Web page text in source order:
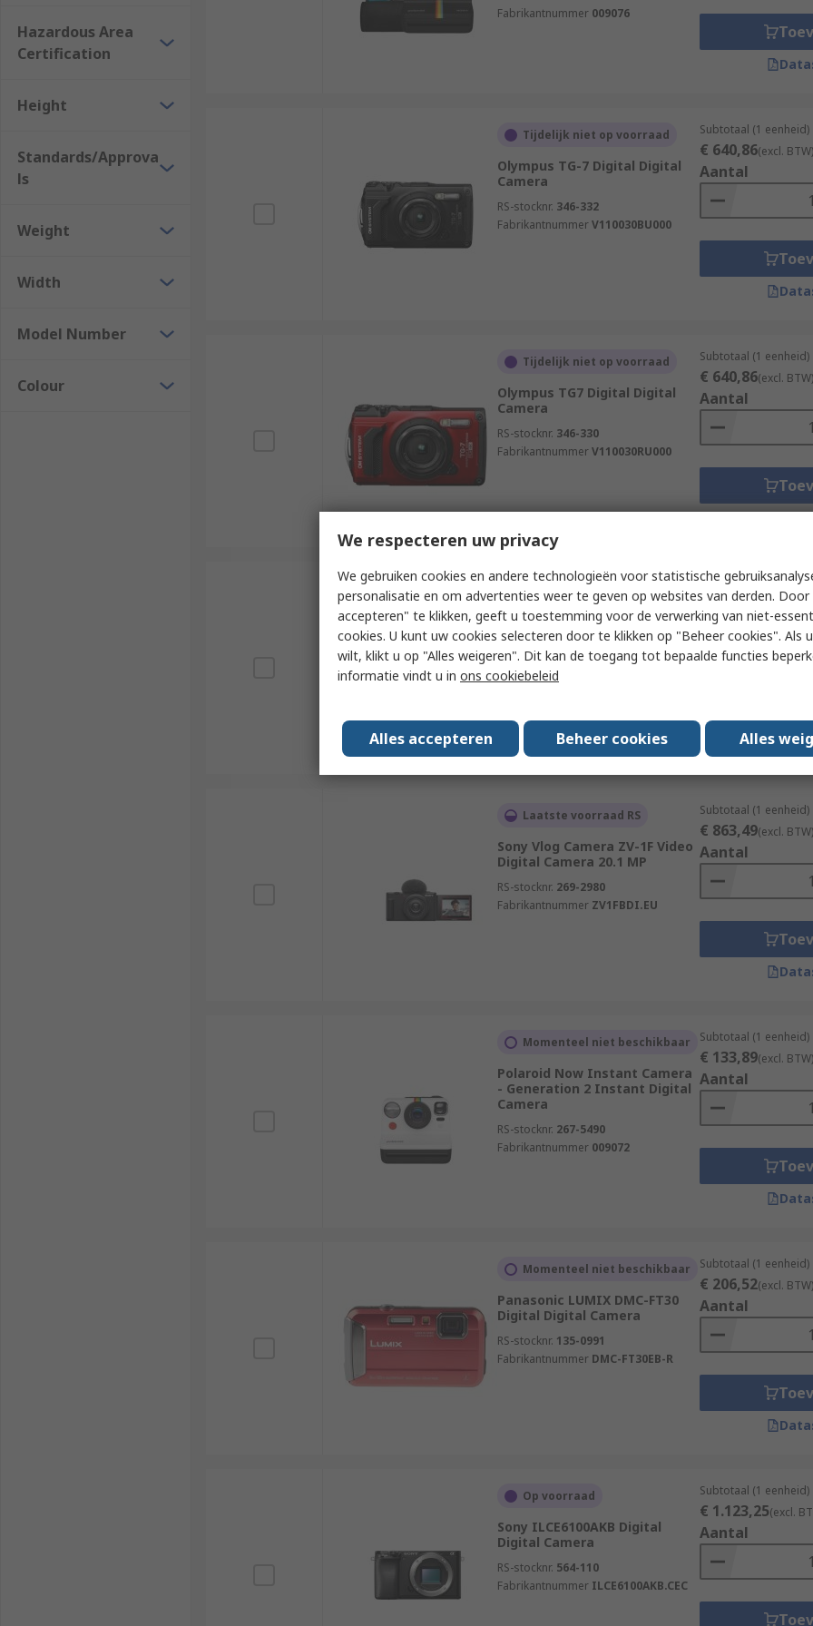
Hazardous Area
Certification
Height
Standards/Approva
ls
Weight
Width
Model Number
Colour
Fabrikantnummer 009076
Tijdelijk niet op voorraad
Olympus TG-7 Digital Digital
Camera
RS-stocknr. 346-332
FabrikantnummerV110030BU000
Subtotaal (1 eenheid)
€ 640,86(excl. BTW)
Aantal
Tijdelijk niet op voorraad
Olympus TG7 Digital Digital
Camera
RS-stocknr. 346-330
FabrikantnummerV110030RU000
Subtotaal (1 eenheid)
€ 640,86(excl. BTW)
Aantal
Momenteel niet beschikbaar
Panasonic G7 Video Digital
Camera 16.84 MP
RS-stocknr.268-1890
Fabrikantnummer
Subtotaal (1 eenheid)
€ 912,02(excl. BTW)
Aantal
Laatste voorraad RS
Sony Vlog Camera ZV-1F Video
Digital Camera 20.1 MP
RS-stocknr. 269-2980
Fabrikantnummer ZV1FBDI.EU
Subtotaal (1 eenheid)
€ 863,49(excl. BTW)
Aantal
Momenteel niet beschikbaar
Polaroid Now Instant Camera
- Generation 2 Instant Digital
Camera
RS-stocknr. 267-5490
Fabrikantnummer 009072
Subtotaal (1 eenheid)
€ 133,89(excl. BTW)
Aantal
Momenteel niet beschikbaar
Panasonic LUMIX DMC-FT30
Digital Digital Camera
RS-stocknr. 135-0991
Fabrikantnummer DMC-FT30EB-R
Subtotaal (1 eenheid)
€ 206,52(excl. BTW)
Aantal
Op voorraad
Sony ILCE6100AKB Digital
Digital Camera
RS-stocknr. 564-110
Fabrikantnummer ILCE6100AKB.CEC
Subtotaal (1 eenheid)
€ 1.123,25(excl.
Aantal
We respecteren uw privacy
We gebruiken cookies en andere technologieën voor statistische
personalisatie en om advertenties weer te geven op websites van derden. Door
accepteren" te klikken, geeft u toestemming voor de verwerking van niet-
cookies. U kunt uw cookies selecteren door te klikken op "Beheer cookies". Als
wilt, klikt u op "Alles weigeren". Dit kan de toegang tot bepaalde functies
informatie vindt u in ons cookiebeleid
Alles accepteren Beheer cookies Alles